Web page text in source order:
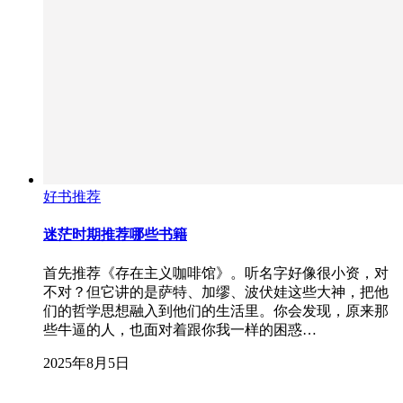
好书推荐
迷茫时期推荐哪些书籍
首先推荐《存在主义咖啡馆》。听名字好像很小资，对
不对？但它讲的是萨特、加缪、波伏娃这些大神，把他
们的哲学思想融入到他们的生活里。你会发现，原来那
些牛逼的人，也面对着跟你我一样的困惑…
2025年8月5日